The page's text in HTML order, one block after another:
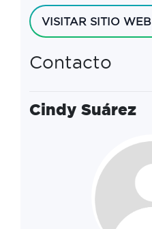
VISITAR SITIO WEB
Contacto
Cindy Suárez